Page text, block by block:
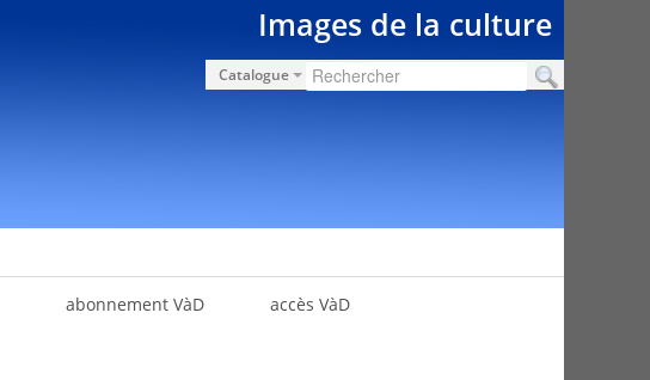
Images de la culture
Catalogue
abonnement VàD accès VàD